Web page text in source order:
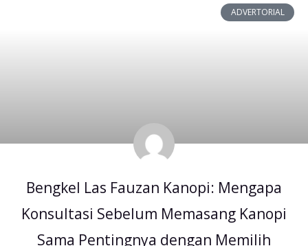
ADVERTORIAL
Bengkel Las Fauzan Kanopi: Mengapa
Konsultasi Sebelum Memasang Kanopi
Sama Pentingnya dengan Memilih